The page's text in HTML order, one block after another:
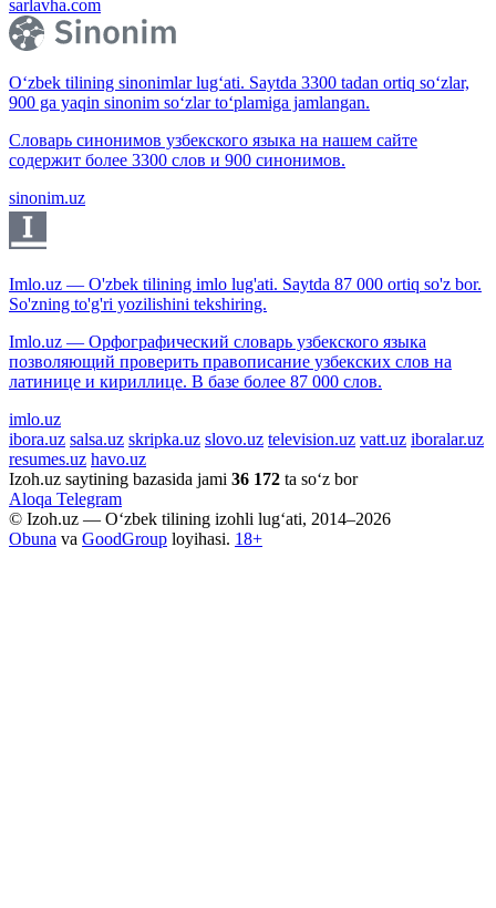
sarlavha.com
O‘zbek tilining sinonimlar lug‘ati. Saytda 3300 tadan ortiq so‘zlar,
900 ga yaqin sinonim so‘zlar to‘plamiga jamlangan.
Словарь синонимов узбекского языка на нашем сайте
содержит более 3300 слов и 900 синонимов.
sinonim.uz
Imlo.uz — O'zbek tilining imlo lug'ati. Saytda 87 000 ortiq so'z bor.
So'zning to'g'ri yozilishini tekshiring.
Imlo.uz — Орфографический словарь узбекского языка
позволяющий проверить правописание узбекских слов на
латинице и кириллице. В базе более 87 000 слов.
imlo.uz
ibora.uz salsa.uz skripka.uz slovo.uz television.uz vatt.uz iboralar.uz
resumes.uz havo.uz
Izoh.uz saytining bazasida jami 36 172 ta so‘z bor
Aloqa Telegram
© Izoh.uz — O‘zbek tilining izohli lug‘ati, 2014–2026
Obuna va GoodGroup loyihasi. 18+